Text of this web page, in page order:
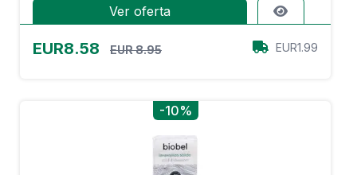
Ver oferta
EUR8.58 EUR 8.95 EUR1.99
-10%